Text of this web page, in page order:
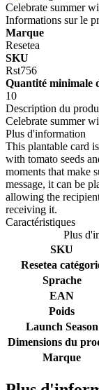
Celebrate summer
Informations sur le
Marque
Resetea
SKU
Rst756
Quantité minimale
10
Description du
Celebrate summer
Plus d'information
This plantable card
with tomato seeds
moments that make
message, it can be
allowing the
receiving it.
Caractéristiques
Plus
SKU
Resetea
Sprache
EAN
Poids
Launch Season
Dimensions du
Marque